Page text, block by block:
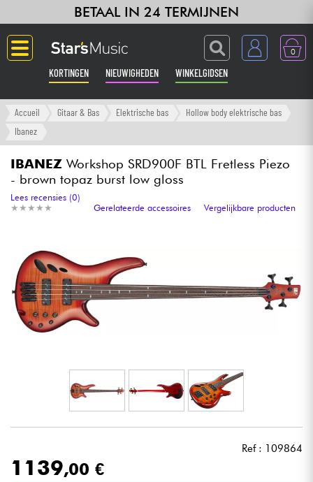
BETAAL IN 24 TERMIJNEN
0
KORTINGEN NIEUWIGHEDEN WINKELGIDSEN
Langue
Versterker & Effecten
Synths & samplers
Home-studio
Hoofdtelefoon
Licht
Accueil Gitaar & Bas Elektrische bas
Hollow body elektrische bas
Ibanez
IBANEZ Workshop SRD900F BTL Fretless Piezo
- brown topaz burst low gloss
★ ★ ★ ★ ★
★ ★ ★ ★ ★
Lees recensies (0)
Gerelateerde accessoires
Vergelijkbare producten
Ref : 109864
1139,00 €